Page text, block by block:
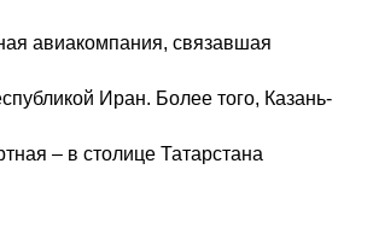
авиакомпания, связавшая
Иран. Более того, Казань-
– в столице Татарстана